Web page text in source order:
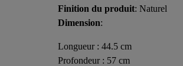
Finition du produit: Naturel
Dimension:
Longueur : 44.5 cm
Profondeur : 57 cm